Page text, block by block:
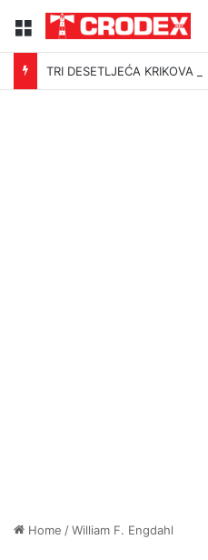
Menu
TRI DESETLJEĆA KRIKOVA
Home /William F. Engdahl